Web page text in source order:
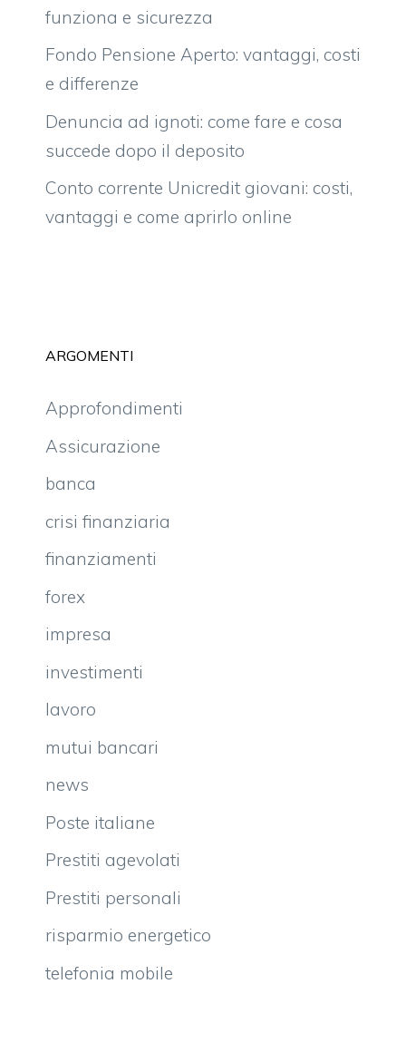
funziona e sicurezza
Fondo Pensione Aperto: vantaggi, costi
e differenze
Denuncia ad ignoti: come fare e cosa
succede dopo il deposito
Conto corrente Unicredit giovani: costi,
vantaggi e come aprirlo online
ARGOMENTI
Approfondimenti
Assicurazione
banca
crisi finanziaria
finanziamenti
forex
impresa
investimenti
lavoro
mutui bancari
news
Poste italiane
Prestiti agevolati
Prestiti personali
risparmio energetico
telefonia mobile